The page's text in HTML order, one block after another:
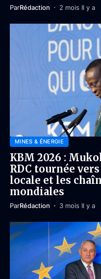
ParRédaction 2 mois Il y a
MINES & ÉNERGIE
KBM 2026 :
RDC tournée
locale et les
mondiales
ParRédaction 3 mois Il y a